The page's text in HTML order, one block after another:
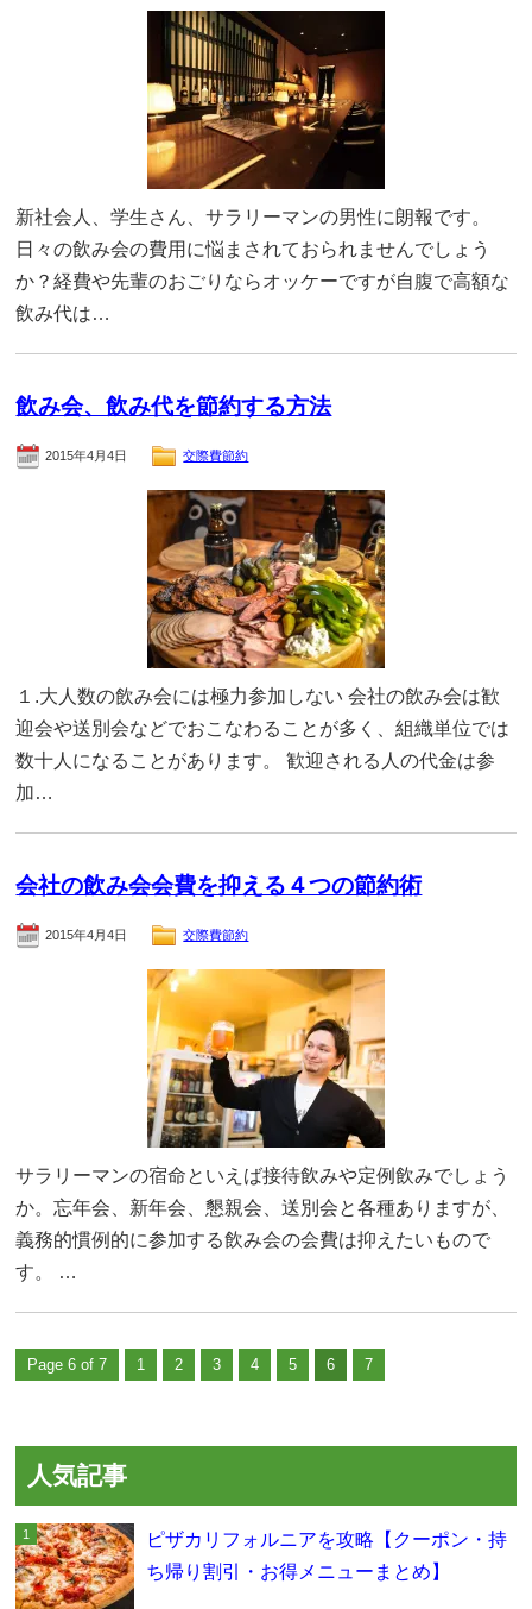
新社会人、学生さん、サラリーマンの男性に朗報です。
日々の飲み会の費用に悩まされておられませんでしょう
か？経費や先輩のおごりならオッケーですが自腹で高額な
飲み代は…
飲み会、飲み代を節約する方法
2015年4月4日 交際費節約
１.大人数の飲み会には極力参加しない 会社の飲み会は歓
迎会や送別会などでおこなわることが多く、組織単位では
数十人になることがあります。 歓迎される人の代金は参
加…
会社の飲み会会費を抑える４つの節約術
2015年4月4日 交際費節約
サラリーマンの宿命といえば接待飲みや定例飲みでしょう
か。忘年会、新年会、懇親会、送別会と各種ありますが、
義務的慣例的に参加する飲み会の会費は抑えたいもので
す。 …
Page 6 of 7 1 2 3 4 5 6 7
人気記事
ピザカリフォルニアを攻略【クーポン・持
ち帰り割引・お得メニューまとめ】